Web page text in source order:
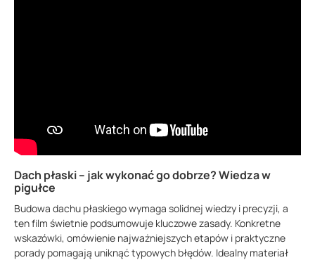
Dach płaski – jak wykonać go dobrze? Wiedza w
pigułce
Budowa dachu płaskiego wymaga solidnej wiedzy i precyzji, a
ten film świetnie podsumowuje kluczowe zasady. Konkretne
wskazówki, omówienie najważniejszych etapów i praktyczne
porady pomagają uniknąć typowych błędów. Idealny materiał